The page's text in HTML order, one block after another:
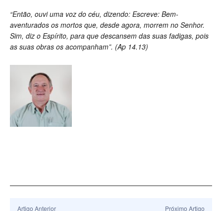
“Então, ouvi uma voz do céu, dizendo: Escreve: Bem-
aventurados os mortos que, desde agora, morrem no Senhor.
Sim, diz o Espírito, para que descansem das suas fadigas, pois
as suas obras os acompanham”. (Ap 14.13)
Artigo Anterior Próximo Artigo